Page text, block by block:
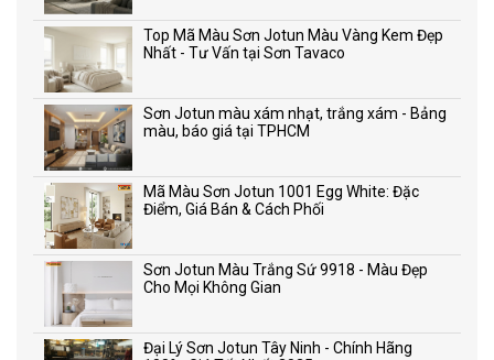
Top Mã Màu Sơn Jotun Màu Vàng Kem Đẹp
Nhất - Tư Vấn tại Sơn Tavaco
Sơn Jotun màu xám nhạt, trắng xám - Bảng
màu, báo giá tại TPHCM
Mã Màu Sơn Jotun 1001 Egg White: Đặc
Điểm, Giá Bán & Cách Phối
Sơn Jotun Màu Trắng Sứ 9918 - Màu Đẹp
Cho Mọi Không Gian
Đại Lý Sơn Jotun Tây Ninh - Chính Hãng